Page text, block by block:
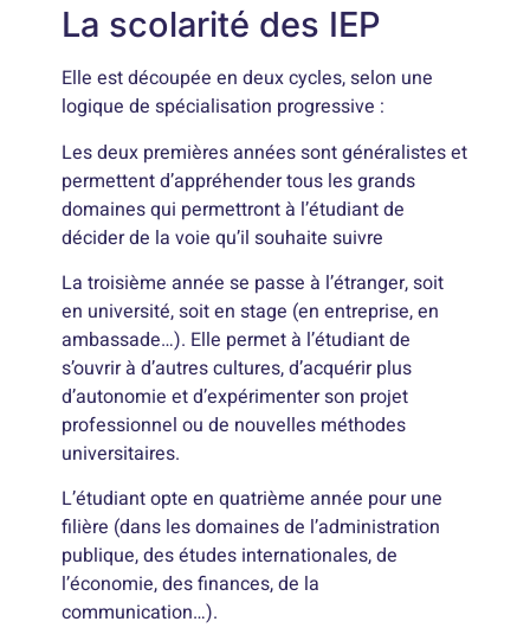
La scolarité des IEP
Elle est découpée en deux cycles, selon une
logique de spécialisation progressive :
Les deux premières années sont généralistes et
permettent d’appréhender tous les grands
domaines qui permettront à l’étudiant de
décider de la voie qu’il souhaite suivre
La troisième année se passe à l’étranger, soit
en université, soit en stage (en entreprise, en
ambassade…). Elle permet à l’étudiant de
s’ouvrir à d’autres cultures, d’acquérir plus
d’autonomie et d’expérimenter son projet
professionnel ou de nouvelles méthodes
universitaires.
L’étudiant opte en quatrième année pour une
filière (dans les domaines de l’administration
publique, des études internationales, de
l’économie, des finances, de la
communication…).